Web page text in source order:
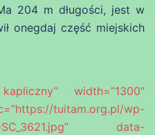
204 m długości, jest w
onegdaj część miejskich
width=”1300″
tuitam.org.pl/wp-
DSC_3621.jpg” data-